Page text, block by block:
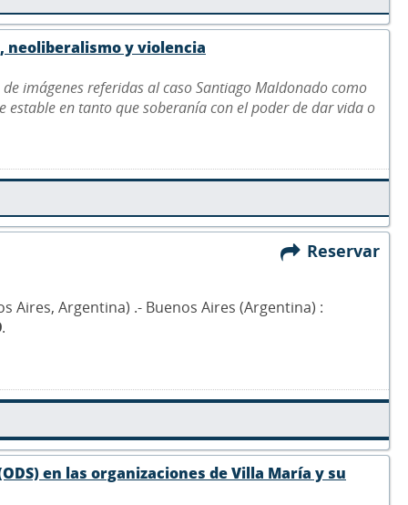
neoliberalismo y violencia
imágenes referidas al caso Santiago Maldonado como
en tanto que soberanía con el poder de dar vida o
Reservar
Aires, Argentina) .- Buenos Aires (Argentina) :
.
en las organizaciones de Villa María y su